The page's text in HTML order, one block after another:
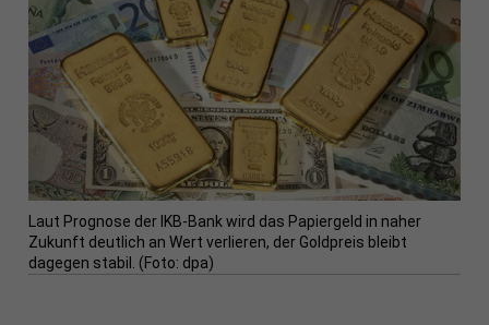
Laut Prognose der IKB-Bank wird das Papiergeld in naher
Zukunft deutlich an Wert verlieren, der Goldpreis bleibt
dagegen stabil. (Foto: dpa)